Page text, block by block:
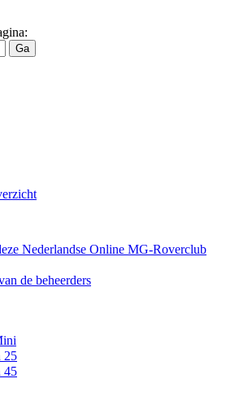
Nederlandse Online MG-Roverclub
de beheerders
25
45